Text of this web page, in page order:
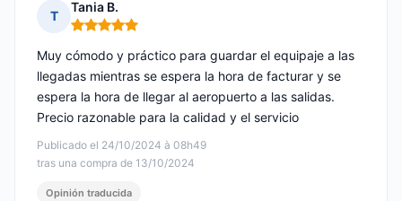
T
Tania B.
Nota: 5 de 5
Publicado el 24/10/2024 à 08h49
tras una compra de 13/10/2024
Muy cómodo y práctico para guardar el equipaje a las
llegadas mientras se espera la hora de facturar y se
espera la hora de llegar al aeropuerto a las salidas.
Precio razonable para la calidad y el servicio
Opinión traducida